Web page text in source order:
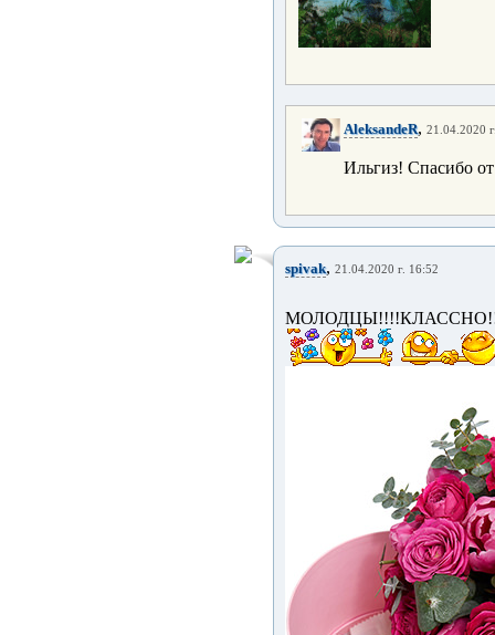
AleksandeR, 21.04.2020
Ильгиз! Спасибо
spivak, 21.04.2020 г. 16:52